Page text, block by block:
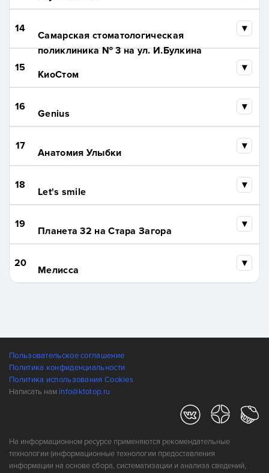
14
Самарская стоматологическая
поликлиника № 3 на ул. И.Булкина
15
КиоСтом
16
Genius
17
Анатомия Улыбки
18
Let's smile
19
Планета 32 на Стара Загора
20
Мелисса
Пользовательское соглашение
Политика конфиденциальности
Политика использования Cookies
Написать нам info@ktotop.ru
На информационном ресурсе применяются рекомендательные
технологии (информационные технологии предоставления
информации на основе сбора, систематизации и анализа сведений,